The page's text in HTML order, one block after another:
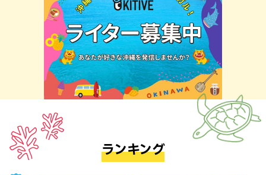
ランキング